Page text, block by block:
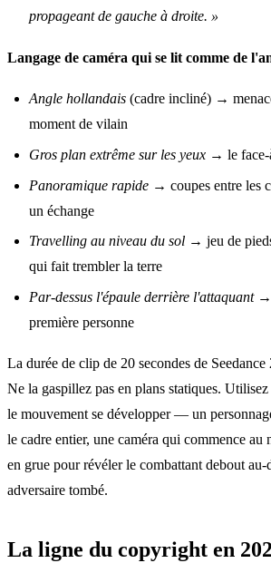
propageant de gauche à droite. »
Langage de caméra qui se lit comme de
Angle hollandais (cadre incliné) →
moment de vilain
Gros plan extrême sur les yeux → le face-
Panoramique rapide → coupes entre les
un échange
Travelling au niveau du sol → jeu de
qui fait trembler la terre
Par-dessus l'épaule derrière l'attaquant→
première personne
La durée de clip de 20 secondes de
Ne la gaspillez pas en plans statiques.
le mouvement se développer — un
le cadre entier, une caméra qui commence au
en grue pour révéler le combattant debout au-
adversaire tombé.
La ligne du copyright en